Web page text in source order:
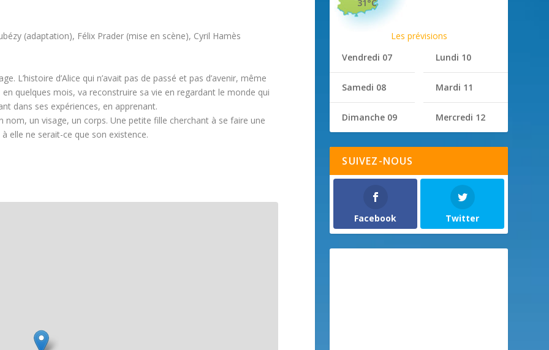
(adaptation), Félix Prader (mise en scène), Cyril Hamès
L’histoire d’Alice qui n’avait pas de passé et pas d’avenir, même
quelques mois, va reconstruire sa vie en regardant le monde qui
dans ses expériences, en apprenant.
nom, un visage, un corps. Une petite fille cherchant à se faire une
elle ne serait-ce que son existence.
31°C
Les prévisions
Vendredi 07
Samedi 08
Dimanche 09
Lundi 10
Mardi 11
Mercredi 12
SUIVEZ-NOUS
Facebook Twitter